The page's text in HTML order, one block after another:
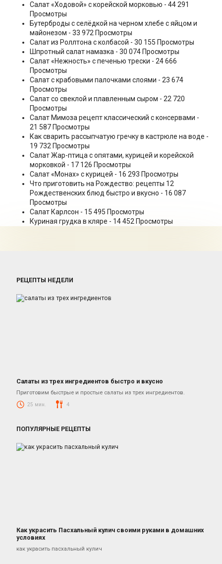
Салат «Ходовой» с корейской морковью - 44 291
Просмотры
Бутерброды с селёдкой на черном хлебе с яйцом и
майонезом - 33 972 Просмотры
Салат из Роллтона с колбасой - 30 155 Просмотры
Шпротный салат намазка - 30 074 Просмотры
Салат «Нежность» с печенью трески - 24 666
Просмотры
Салат с крабовыми палочками слоями - 23 674
Просмотры
Салат со свеклой и плавленным сыром - 22 720
Просмотры
Салат Мимоза рецепт классический с консервами -
21 587 Просмотры
Как сварить рассыпчатую гречку в кастрюле на воде -
19 732 Просмотры
Салат Жар-птица с опятами, курицей и корейской
морковкой - 17 126 Просмотры
Салат «Монах» с курицей - 16 293 Просмотры
Что приготовить на Рождество: рецепты 12
Рождественских блюд быстро и вкусно - 16 087
Просмотры
Салат Карлсон - 15 495 Просмотры
Куриная грудка в кляре - 14 452 Просмотры
РЕЦЕПТЫ НЕДЕЛИ
Салаты
Салаты из трех ингредиентов быстро и вкусно
Приготовим быстрые и простые салаты из трех ингредиентов.
25 мин. 4
ПОПУЛЯРНЫЕ РЕЦЕПТЫ
Десерты
Как украсить Пасхальный кулич своими руками в домашних
условиях
как украсить пасхальный кулич